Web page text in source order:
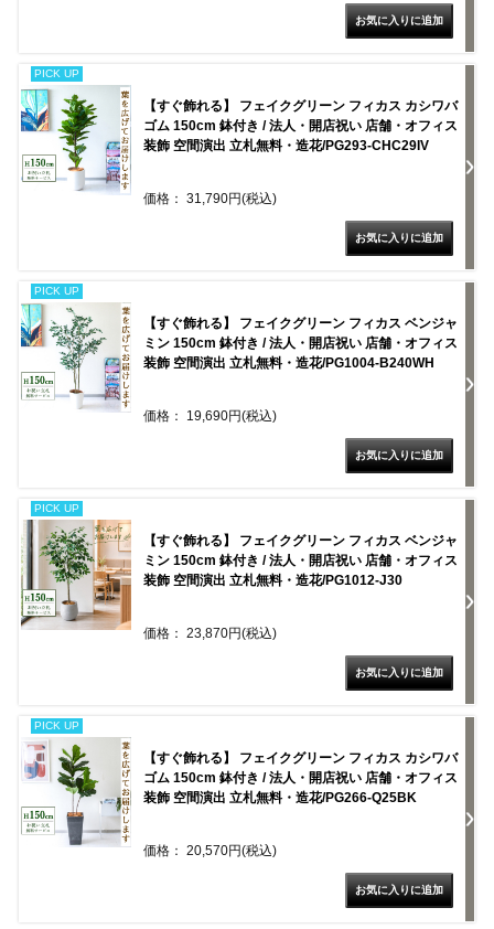
PICK UP
【すぐ飾れる】 フェイクグリーン フィカス カシワバ
ゴム 150cm 鉢付き / 法人・開店祝い 店舗・オフィス
装飾 空間演出 立札無料・造花/PG293-CHC29IV
価格： 31,790円(税込)
PICK UP
【すぐ飾れる】 フェイクグリーン フィカス ベンジャ
ミン 150cm 鉢付き / 法人・開店祝い 店舗・オフィス
装飾 空間演出 立札無料・造花/PG1004-B240WH
価格： 19,690円(税込)
PICK UP
【すぐ飾れる】 フェイクグリーン フィカス ベンジャ
ミン 150cm 鉢付き / 法人・開店祝い 店舗・オフィス
装飾 空間演出 立札無料・造花/PG1012-J30
価格： 23,870円(税込)
PICK UP
【すぐ飾れる】 フェイクグリーン フィカス カシワバ
ゴム 150cm 鉢付き / 法人・開店祝い 店舗・オフィス
装飾 空間演出 立札無料・造花/PG266-Q25BK
価格： 20,570円(税込)